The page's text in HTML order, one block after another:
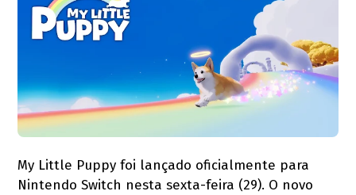
My Little Puppy foi lançado oficialmente para
Nintendo Switch nesta sexta-feira (29). O novo